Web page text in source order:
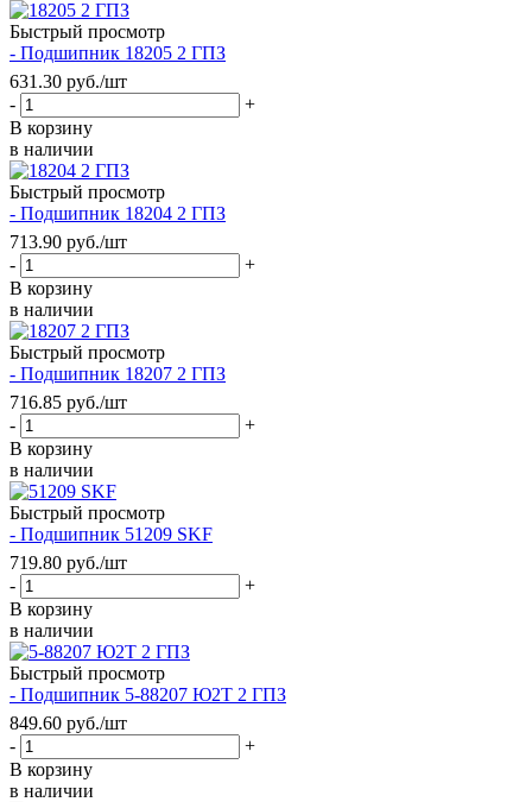
Быстрый просмотр
- Подшипник 18205 2 ГПЗ
631.30 руб./шт
-
+
В корзину
в наличии
Быстрый просмотр
- Подшипник 18204 2 ГПЗ
713.90 руб./шт
-
+
В корзину
в наличии
Быстрый просмотр
- Подшипник 18207 2 ГПЗ
716.85 руб./шт
-
+
В корзину
в наличии
Быстрый просмотр
- Подшипник 51209 SKF
719.80 руб./шт
-
+
В корзину
в наличии
Быстрый просмотр
- Подшипник 5-88207 Ю2Т 2 ГПЗ
849.60 руб./шт
-
+
В корзину
в наличии